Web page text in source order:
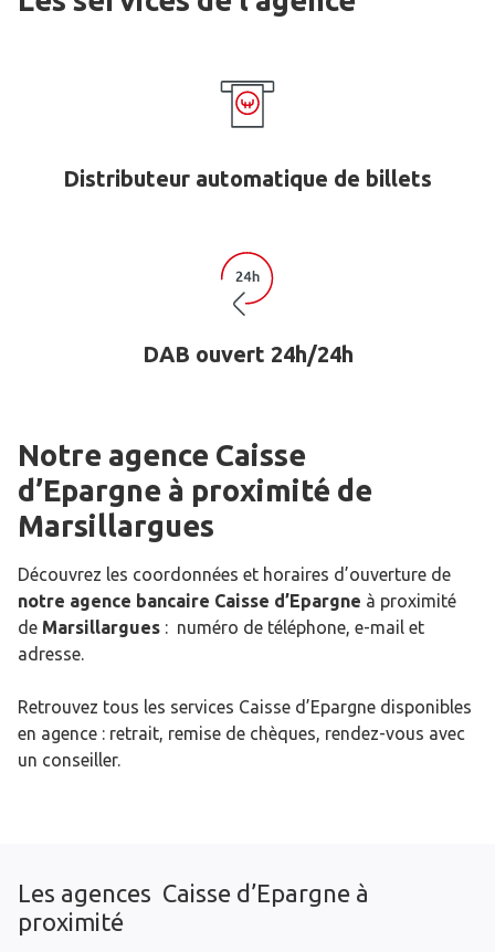
Distributeur automatique de billets
DAB ouvert 24h/24h
Notre agence Caisse
d’Epargne à proximité de
Marsillargues
Découvrez les coordonnées et horaires d’ouverture de
notre agence bancaire Caisse d’Epargne à proximité
de Marsillargues : numéro de téléphone, e-mail et
adresse.
Retrouvez tous les services Caisse d’Epargne disponibles
en agence : retrait, remise de chèques, rendez-vous avec
un conseiller.
Les agences Caisse d’Epargne à
proximité